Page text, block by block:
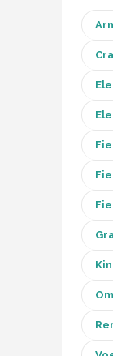
New Looxs
BBB Cycling
Schwalbe
Alle